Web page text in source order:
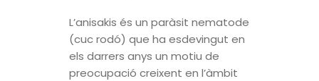
L’anisakis és un paràsit nematode
(cuc rodó) que ha esdevingut en
els darrers anys un motiu de
preocupació creixent en l’àmbit